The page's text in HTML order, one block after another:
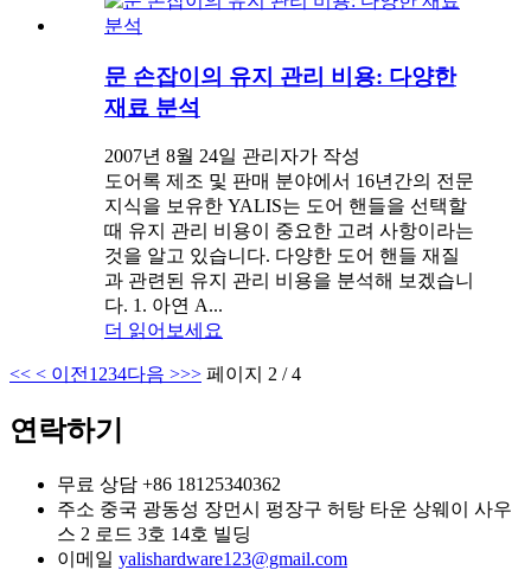
문 손잡이의 유지 관리 비용: 다양한
재료 분석
2007년 8월 24일 관리자가 작성
도어록 제조 및 판매 분야에서 16년간의 전문
지식을 보유한 YALIS는 도어 핸들을 선택할
때 유지 관리 비용이 중요한 고려 사항이라는
것을 알고 있습니다. 다양한 도어 핸들 재질
과 관련된 유지 관리 비용을 분석해 보겠습니
다. 1. 아연 A...
더 읽어보세요
<< < 이전 1 234다음 >>> 페이지 2 / 4
연락하기
무료 상담 +86 18125340362
주소 중국 광동성 장먼시 펑장구 허탕 타운 상웨이 사우
스 2 로드 3호 14호 빌딩
이메일 yalishardware123@gmail.com